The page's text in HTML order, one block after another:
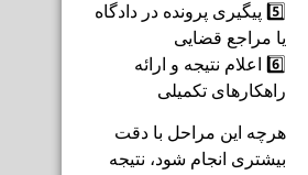
5️⃣ پیگیری پرونده در دادگاه
یا مراجع قضایی
6️⃣ اعلام نتیجه و ارائه
راهکارهای تکمیلی
هرچه این مراحل با دقت
بیشتری انجام شود، نتیجه